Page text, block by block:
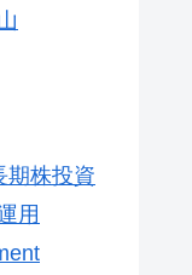
期株投資
用